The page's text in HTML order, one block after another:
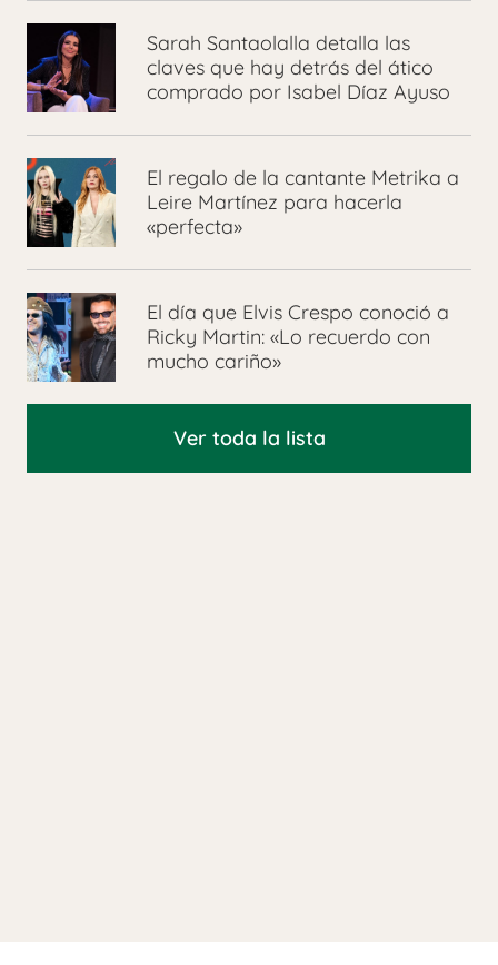
Sarah Santaolalla detalla las
claves que hay detrás del ático
comprado por Isabel Díaz Ayuso
El regalo de la cantante Metrika a
Leire Martínez para hacerla
«perfecta»
El día que Elvis Crespo conoció a
Ricky Martin: «Lo recuerdo con
mucho cariño»
Ver toda la lista